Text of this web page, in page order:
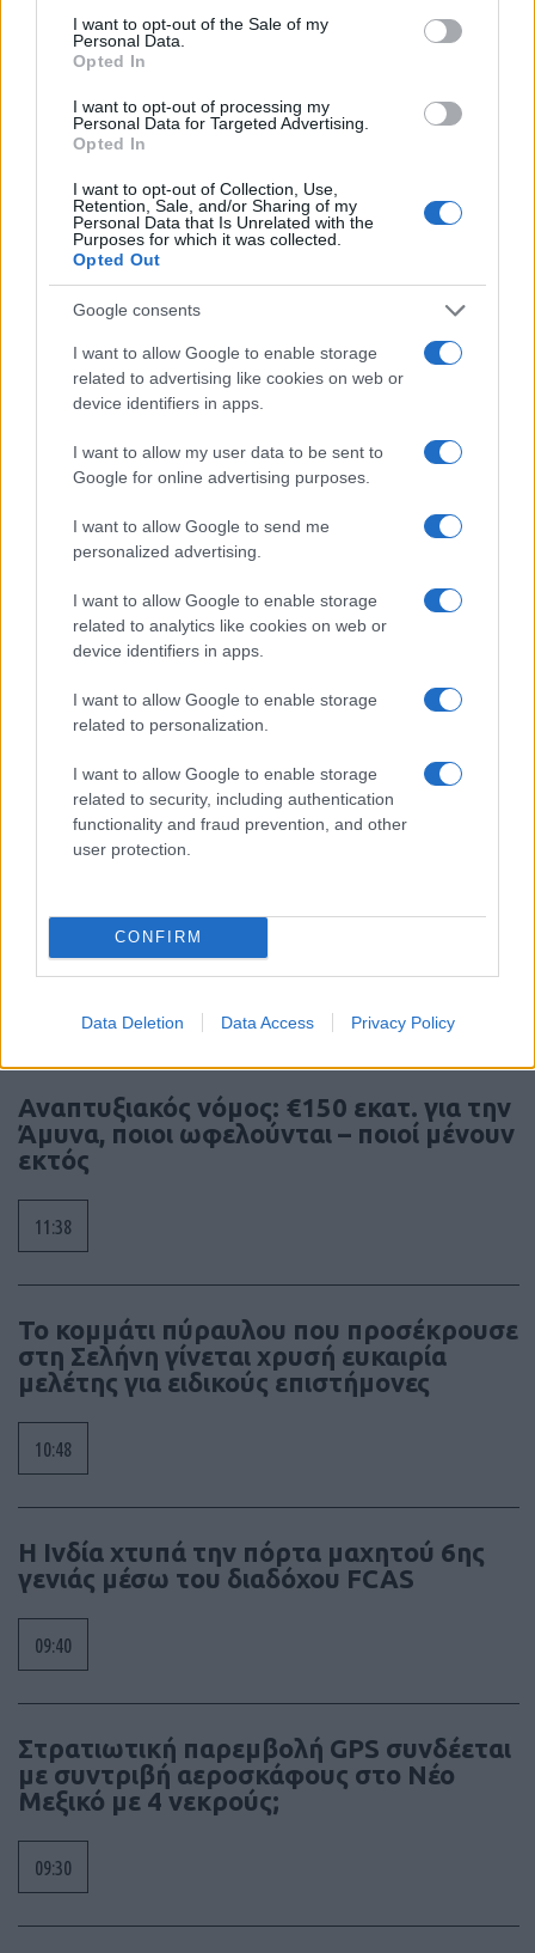
consent section.
I want to opt-out of the Sale of my
Personal Data.
Opted In
I want to opt-out of processing my
Personal Data for Targeted Advertising.
Opted In
I want to opt-out of Collection, Use,
Retention, Sale, and/or Sharing of my
Personal Data that Is Unrelated with the
Purposes for which it was collected.
Opted Out
Google consents
I want to allow Google to enable storage
related to advertising like cookies on web or
device identifiers in apps.
I want to allow my user data to be sent to
Google for online advertising purposes.
I want to allow Google to send me
personalized advertising.
I want to allow Google to enable storage
related to analytics like cookies on web or
device identifiers in apps.
I want to allow Google to enable storage
related to personalization.
I want to allow Google to enable storage
related to security, including authentication
functionality and fraud prevention, and other
user protection.
CONFIRM
Data Deletion Data Access Privacy Policy
Ροή Ειδήσεων
Τουρκία: «Σαν το Άρθρο 5 του ΝΑΤΟ» η
αμυντική συμφωνία με Σ. Αραβία και
Πακιστάν – θα μπει και η Αίγυπτος;
Η Ρωσία έπληξε τρία πλοία με
στρατιωτικό υλικό για την Ουκρανία
Quiz 759
του Ορμούζ αλλά παραμένει η απαίτηση
για αμερικανικές παραχωρήσεις
Αναπτυξιακός νόμος: €150 εκατ. για την
Άμυνα, ποιοι ωφελούνται – ποιοί μένουν
εκτός
11:38
Το κομμάτι πύραυλου που προσέκρουσε
στη Σελήνη γίνεται χρυσή ευκαιρία
μελέτης για ειδικούς επιστήμονες
10:48
Η Ινδία χτυπά την πόρτα μαχητού 6ης
γενιάς μέσω του διαδόχου FCAS
09:40
Στρατιωτική παρεμβολή GPS συνδέεται
με συντριβή αεροσκάφους στο Νέο
Μεξικό με 4 νεκρούς;
09:30